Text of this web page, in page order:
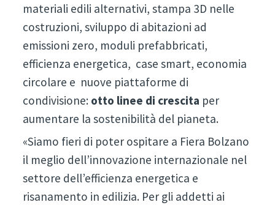
materiali edili alternativi, stampa 3D nelle
costruzioni, sviluppo di abitazioni ad
emissioni zero, moduli prefabbricati,
efficienza energetica, case smart, economia
circolare e nuove piattaforme di
condivisione: otto linee di crescita per
aumentare la sostenibilità del pianeta.
«Siamo fieri di poter ospitare a Fiera Bolzano
il meglio dell’innovazione internazionale nel
settore dell’efficienza energetica e
risanamento in edilizia. Per gli addetti ai